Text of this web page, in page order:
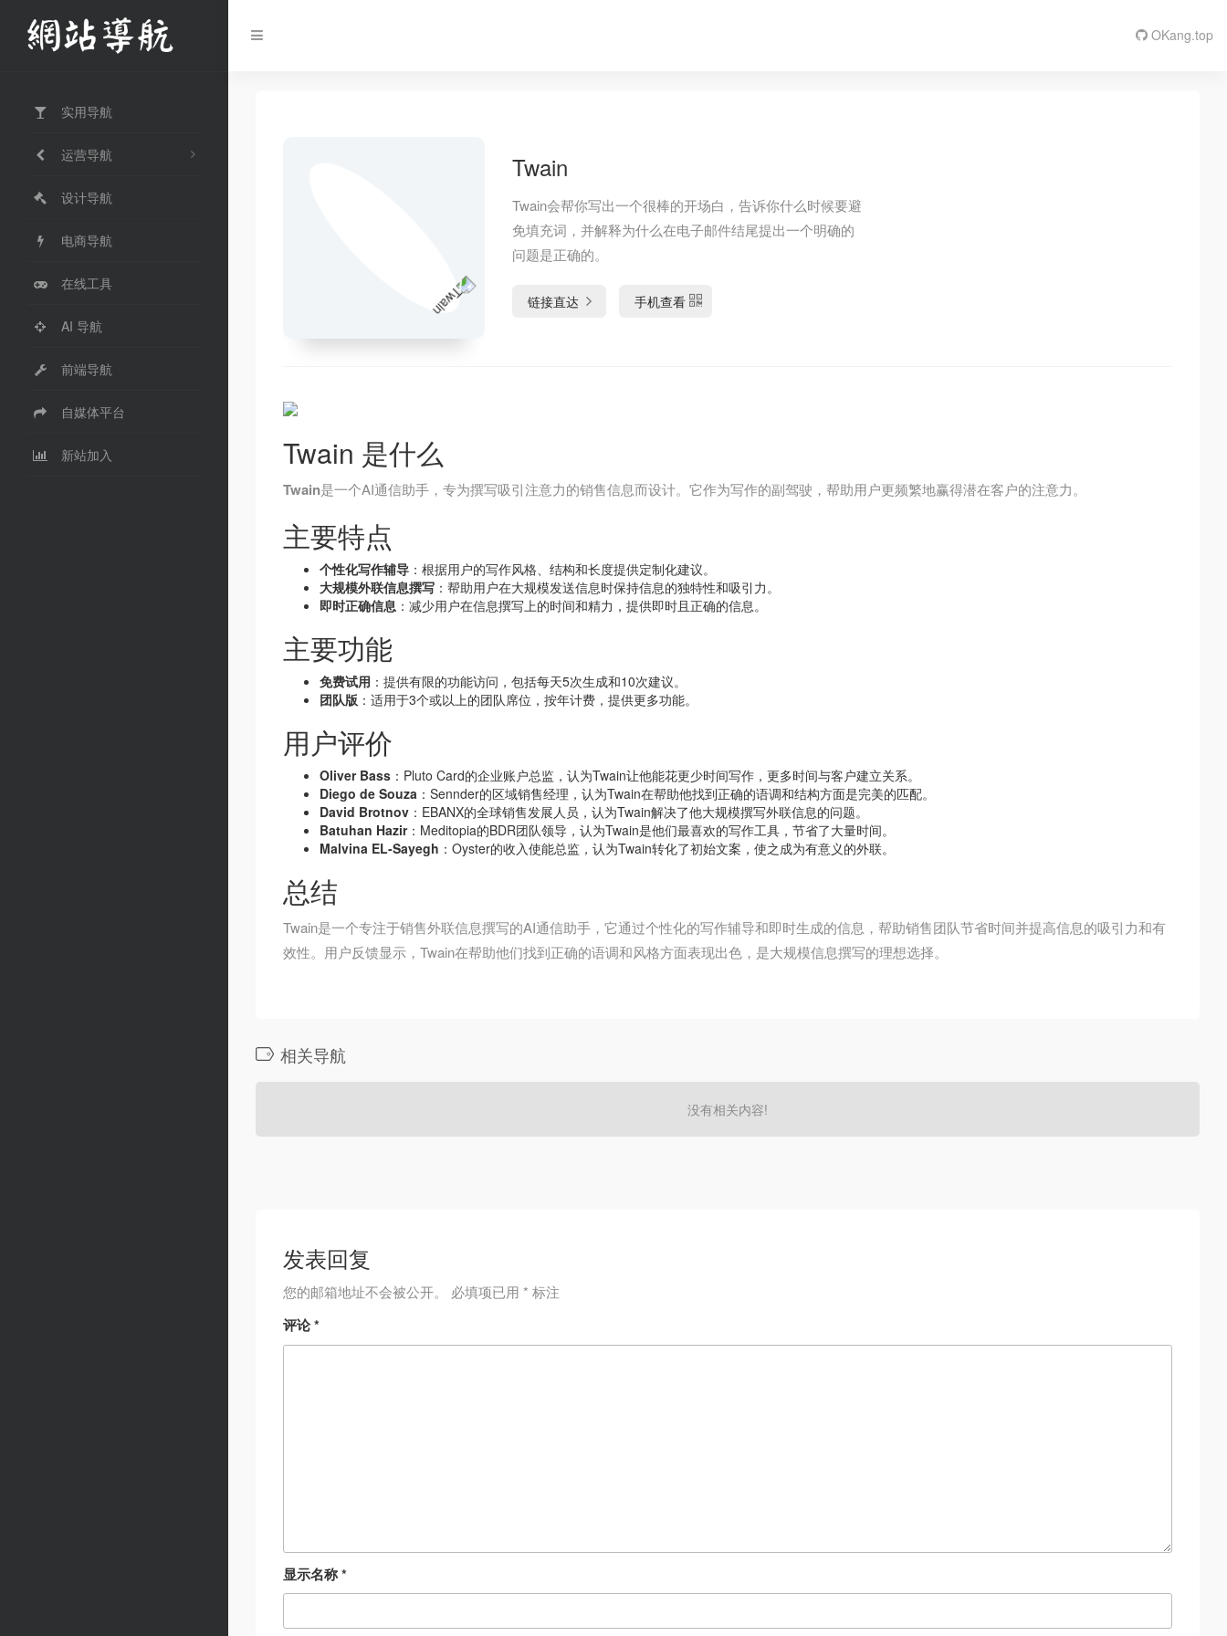
实用导航
运营导航
设计导航
电商导航
在线工具
AI 导航
前端导航
自媒体平台
新站加入
OKang.top
Twain
Twain会帮你写出一个很棒的开场白，告诉你什么时候要避
免填充词，并解释为什么在电子邮件结尾提出一个明确的
问题是正确的。
链接直达 手机查看
Twain 是什么
Twain是一个AI通信助手，专为撰写吸引注意力的销售信息而设计。它作为写作的副驾驶，帮助用户更频繁地赢得潜在客户的注意力。
主要特点
个性化写作辅导 ：根据用户的写作风格、结构和长度提供定制化建议。
大规模外联信息撰写 ：帮助用户在大规模发送信息时保持信息的独特性和吸引力。
即时正确信息 ：减少用户在信息撰写上的时间和精力，提供即时且正确的信息。
主要功能
免费试用 ：提供有限的功能访问，包括每天5次生成和10次建议。
团队版 ：适用于3个或以上的团队席位，按年计费，提供更多功能。
用户评价
Oliver Bass ：Pluto Card的企业账户总监，认为Twain让他能花更少时间写作，更多时间与客户建立关系。
Diego de Souza ：Sennder的区域销售经理，认为Twain在帮助他找到正确的语调和结构方面是完美的匹配。
David Brotnov ：EBANX的全球销售发展人员，认为Twain解决了他大规模撰写外联信息的问题。
Batuhan Hazir：Meditopia的BDR团队领导，认为Twain是他们最喜欢的写作工具，节省了大量时间。
Malvina EL-Sayegh ：Oyster的收入使能总监，认为Twain转化了初始文案，使之成为有意义的外联。
总结
Twain是一个专注于销售外联信息撰写的AI通信助手，它通过个性化的写作辅导和即时生成的信息，帮助销售团队节省时间并提高信息的吸引力和有
效性。用户反馈显示，Twain在帮助他们找到正确的语调和风格方面表现出色，是大规模信息撰写的理想选择。
相关导航
没有相关内容!
发表回复
您的邮箱地址不会被公开。 必填项已用 * 标注
评论*
显示名称*